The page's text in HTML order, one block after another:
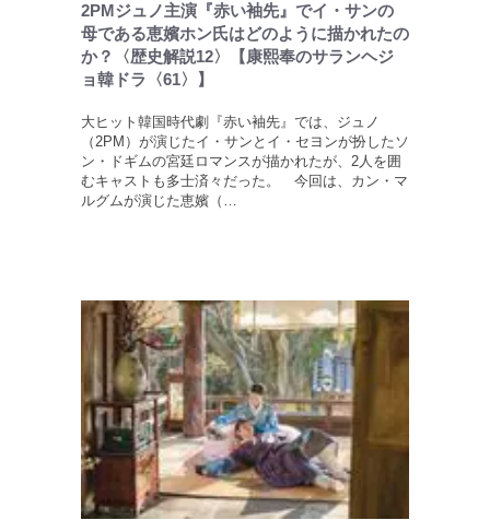
2PMジュノ主演『赤い袖先』でイ・サンの
母である恵嬪ホン氏はどのように描かれたの
か？〈歴史解説12〉【康熙奉のサランヘジ
ョ韓ドラ〈61〉】
大ヒット韓国時代劇『赤い袖先』では、ジュノ
（2PM）が演じたイ・サンとイ・セヨンが扮したソ
ン・ドギムの宮廷ロマンスが描かれたが、2人を囲
むキャストも多士済々だった。 今回は、カン・マ
ルグムが演じた恵嬪（…